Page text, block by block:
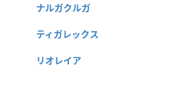
ナルガクルガ
ティガレックス
リオレイア